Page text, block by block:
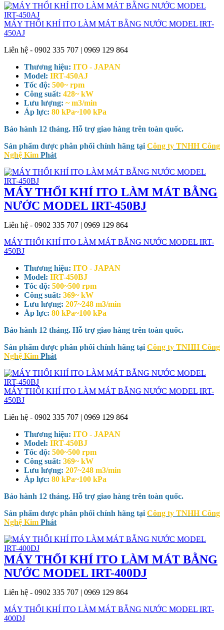
MÁY THỔI KHÍ ITO LÀM MÁT BẰNG NƯỚC MODEL IRT-
450AJ
Liên hệ - 0902 335 707 | 0969 129 864
Thương hiệu: ITO - JAPAN
Model: IRT-450AJ
Tốc độ: 500~ rpm
Công suất: 428~ kW
Lưu lượng: ~ m3/min
Áp lực: 80 kPa~100 kPa
Bảo hành 12 tháng. Hỗ trợ giao hàng trên toàn quốc.
Sản phẩm được phân phối chính hãng tại Công ty TNHH Công
Nghệ Kim Phát
MÁY THỔI KHÍ ITO LÀM MÁT BẰNG
NƯỚC MODEL IRT-450BJ
Liên hệ - 0902 335 707 | 0969 129 864
MÁY THỔI KHÍ ITO LÀM MÁT BẰNG NƯỚC MODEL IRT-
450BJ
Thương hiệu: ITO - JAPAN
Model: IRT-450BJ
Tốc độ: 500~500 rpm
Công suất: 369~ kW
Lưu lượng: 207~248 m3/min
Áp lực: 80 kPa~100 kPa
Bảo hành 12 tháng. Hỗ trợ giao hàng trên toàn quốc.
Sản phẩm được phân phối chính hãng tại Công ty TNHH Công
Nghệ Kim Phát
MÁY THỔI KHÍ ITO LÀM MÁT BẰNG NƯỚC MODEL IRT-
450BJ
Liên hệ - 0902 335 707 | 0969 129 864
Thương hiệu: ITO - JAPAN
Model: IRT-450BJ
Tốc độ: 500~500 rpm
Công suất: 369~ kW
Lưu lượng: 207~248 m3/min
Áp lực: 80 kPa~100 kPa
Bảo hành 12 tháng. Hỗ trợ giao hàng trên toàn quốc.
Sản phẩm được phân phối chính hãng tại Công ty TNHH Công
Nghệ Kim Phát
MÁY THỔI KHÍ ITO LÀM MÁT BẰNG
NƯỚC MODEL IRT-400DJ
Liên hệ - 0902 335 707 | 0969 129 864
MÁY THỔI KHÍ ITO LÀM MÁT BẰNG NƯỚC MODEL IRT-
400DJ